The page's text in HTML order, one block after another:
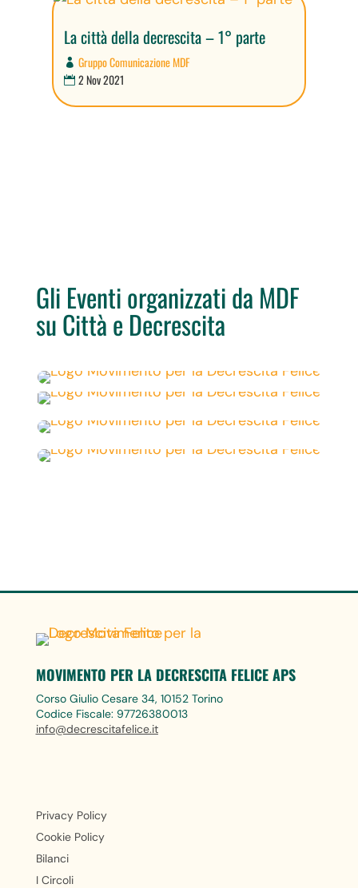
La città della decrescita – 1° parte
Gruppo Comunicazione MDF
2 Nov 2021
Gli Eventi organizzati da MDF
su Città e Decrescita
MOVIMENTO PER LA DECRESCITA FELICE APS
Corso Giulio Cesare 34, 10152 Torino
Codice Fiscale: 97726380013
info@decrescitafelice.it
Privacy Policy
Cookie Policy
Bilanci
I Circoli